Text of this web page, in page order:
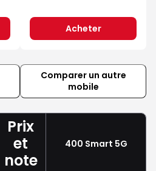
Acheter
Comparer un autre
mobile
Prix
et
note
400 Smart 5G